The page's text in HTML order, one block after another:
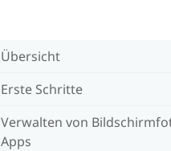
Übersicht
Erste Schritte
Verwalten von
Apps